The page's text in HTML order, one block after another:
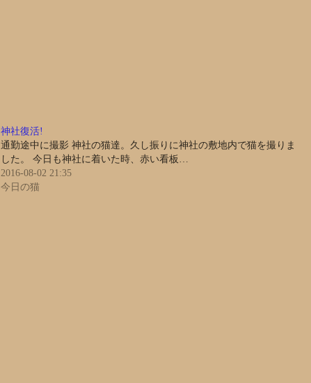
神社復活!
通勤途中に撮影 神社の猫達。久し振りに神社の敷地内で猫を撮りま
した。 今日も神社に着いた時、赤い看板…
2016-08-02 21:35
今日の猫